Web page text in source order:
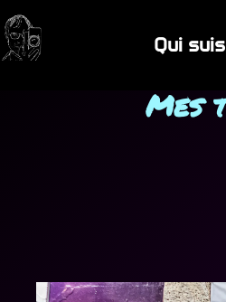
Qui
Mes